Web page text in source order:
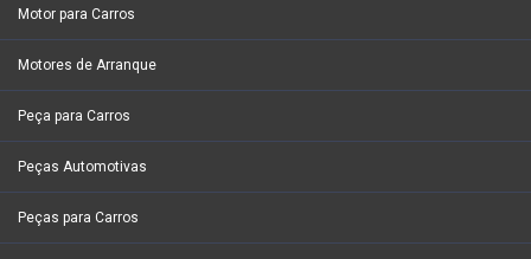
Motor para Carros
Motores de Arranque
Peça para Carros
Peças Automotivas
Peças para Carros